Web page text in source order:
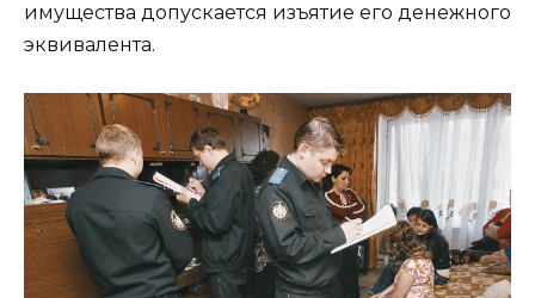
имущества допускается изъятие его денежного
эквивалента.